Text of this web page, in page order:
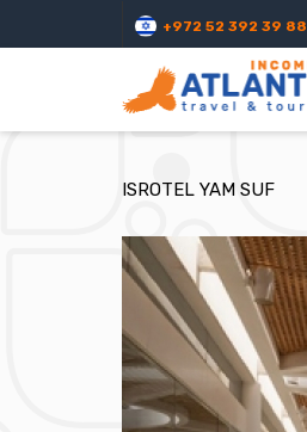
+972 52 392 39 88
ISROTEL YAM SUF